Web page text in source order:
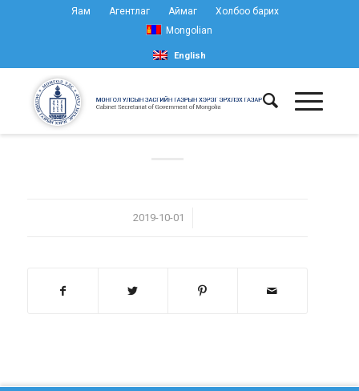
Яам Агентлаг Аймаг
Холбоо барих
Mongolian
English
2019-10-01
/